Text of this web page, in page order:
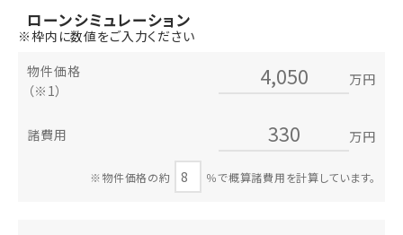
ローンシミュレーション
※枠内に数値をご入力ください
物件価格
（※1）
万円
諸費用 万円
※物件価格の約 ％で概算諸費用を計算しています。